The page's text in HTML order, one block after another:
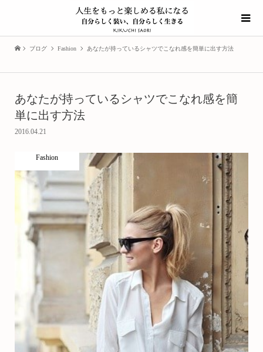
ブログ Fashion あなたが持っているシャツでこなれ感を簡単に出す方法
あなたが持っているシャツでこなれ感を簡
単に出す方法
2016.04.21
Fashion